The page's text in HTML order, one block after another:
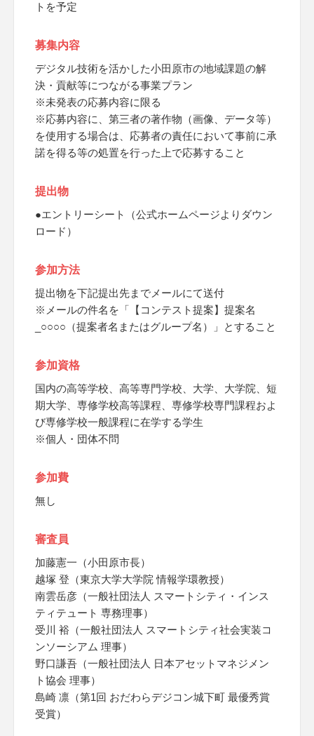
トを予定
募集内容
デジタル技術を活かした小田原市の地域課題の解
決・貢献等につながる事業プラン
※未発表の応募内容に限る
※応募内容に、第三者の著作物（画像、データ等）
を使用する場合は、応募者の責任において事前に承
諾を得る等の処置を行った上で応募すること
提出物
●エントリーシート（公式ホームページよりダウン
ロード）
参加方法
提出物を下記提出先までメールにて送付
※メールの件名を「【コンテスト提案】提案名
_○○○○（提案者名またはグループ名）」とすること
参加資格
国内の高等学校、高等専門学校、大学、大学院、短
期大学、専修学校高等課程、専修学校専門課程およ
び専修学校一般課程に在学する学生
※個人・団体不問
参加費
無し
審査員
加藤憲一（小田原市長）
越塚 登（東京大学大学院 情報学環教授）
南雲岳彦（一般社団法人 スマートシティ・インス
ティテュート 専務理事）
受川 裕（一般社団法人 スマートシティ社会実装コ
ンソーシアム 理事）
野口謙吾（一般社団法人 日本アセットマネジメン
ト協会 理事）
島崎 凛（第1回 おだわらデジコン城下町 最優秀賞
受賞）